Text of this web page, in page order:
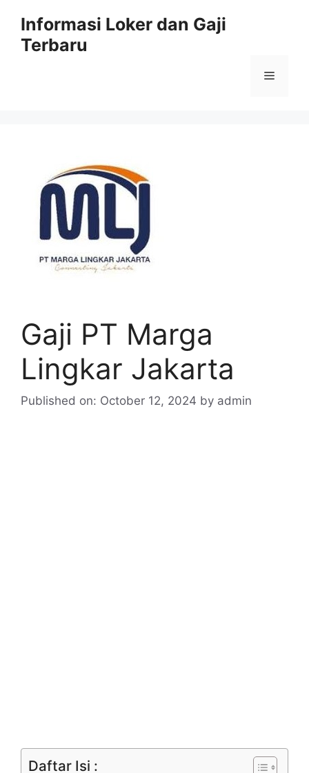
content
Informasi Loker dan Gaji
Terbaru
Menu
Gaji PT Marga
Lingkar Jakarta
Published on: October 12, 2024 by admin
Daftar Isi :